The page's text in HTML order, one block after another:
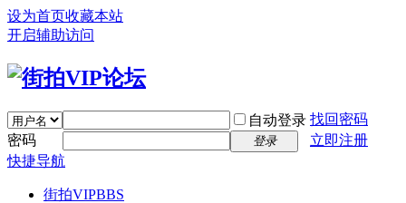
设为首页收藏本站
开启辅助访问
自动登录 找回密码
密码
登录
立即注册
快捷导航
街拍VIPBBS